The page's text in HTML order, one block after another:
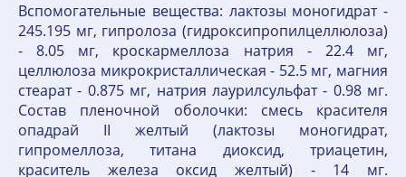
Вспомогательные вещества: лактозы моногидрат -
245.195 мг, гипролоза (гидроксипропилцеллюлоза)
- 8.05 мг, кроскармеллоза натрия - 22.4 мг,
целлюлоза микрокристаллическая - 52.5 мг, магния
стеарат - 0.875 мг, натрия лаурилсульфат - 0.98 мг.
Состав пленочной оболочки: смесь красителя
опадрай II желтый (лактозы моногидрат,
гипромеллоза, титана диоксид, триацетин,
краситель железа оксид желтый) - 14 мг.